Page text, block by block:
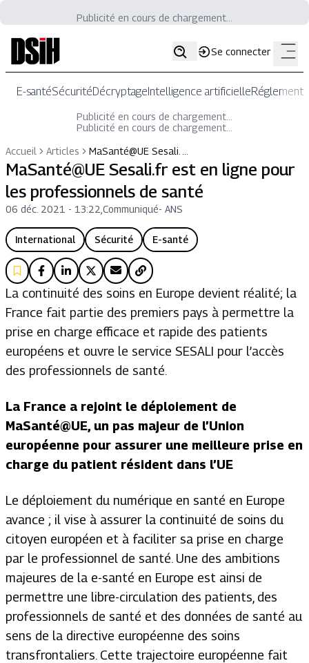
Publicité en cours de chargement...
Se connecter
E-santéSécuritéDécryptageIntelligence artificielle
Publicité en cours de chargement...
Publicité en cours de chargement...
Accueil
Articles MaSanté@UE Sesali. …
MaSanté@UE Sesali.fr est en ligne pour
les professionnels de santé
06 déc. 2021 - 13:22 Communiqué- ANS
International Sécurité E-santé
La continuité des soins en Europe devient réalité; la
France fait partie des premiers pays à permettre la
prise en charge efficace et rapide des patients
européens et ouvre le service SESALI pour l’accès
des professionnels de santé.
La France a rejoint le déploiement de
MaSanté@UE, un pas majeur de l’Union
européenne pour assurer une meilleure prise en
charge du patient résident dans l’UE
Le déploiement du numérique en santé en Europe
avance ; il vise à assurer la continuité de soins du
citoyen européen et à faciliter sa prise en charge
par le professionnel de santé. Une des ambitions
majeures de la e-santé en Europe est ainsi de
permettre une libre-circulation des patients, des
professionnels de santé et des données de santé au
sens de la directive européenne des soins
transfrontaliers. Cette trajectoire européenne fait